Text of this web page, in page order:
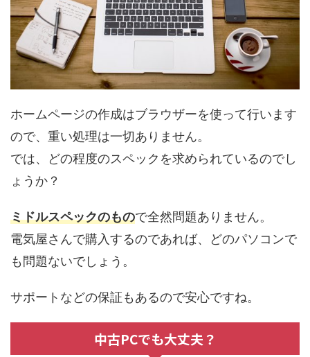
ホームページの作成はブラウザーを使って行います
ので、重い処理は一切ありません。
では、どの程度のスペックを求められているのでし
ょうか？
ミドルスペックのもので全然問題ありません。
電気屋さんで購入するのであれば、どのパソコンで
も問題ないでしょう。
サポートなどの保証もあるので安心ですね。
中古PCでも大丈夫？